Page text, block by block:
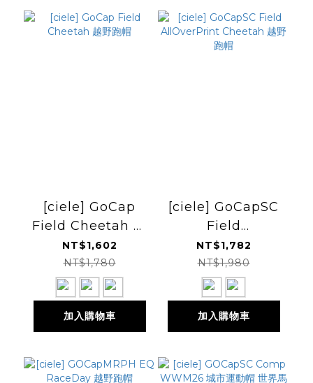
[ciele] GoCap
Field Cheetah 越
野跑帽
NT$1,602
NT$1,780
加入購物車
[ciele] GoCapSC
Field
AllOverPrint
Cheetah 越野跑帽
NT$1,782
NT$1,980
加入購物車